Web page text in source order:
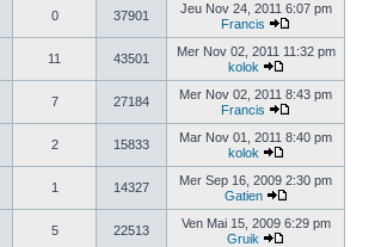
0 37901
Jeu Nov 24, 2011 6:07 pm
Francis
11 43501
Mer Nov 02, 2011 11:32 pm
kolok
7 27184
Mer Nov 02, 2011 8:43 pm
Francis
2 15833
Mar Nov 01, 2011 8:40 pm
kolok
1 14327
Mer Sep 16, 2009 2:30 pm
Gatien
5 22513
Ven Mai 15, 2009 6:29 pm
Gruik